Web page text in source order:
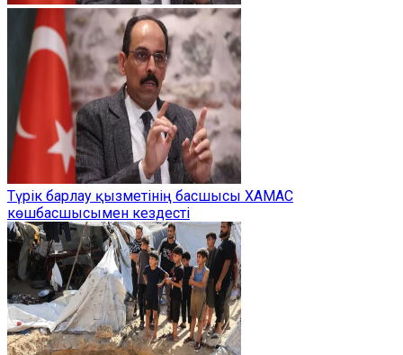
Түрік барлау қызметінің басшысы ХАМАС
көшбасшысымен кездесті